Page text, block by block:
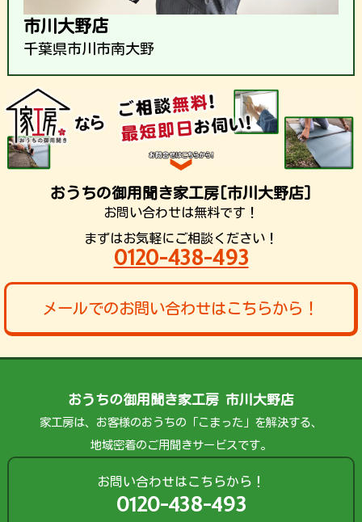
市川大野店
千葉県市川市南大野
おうちの御用聞き家工房[市川大野店]
お問い合わせは無料です！
まずはお気軽にご相談ください！
0120-438-493
メールでのお問い合わせはこちらから！
おうちの御用聞き家工房 市川大野店
家工房は、お客様のおうちの「こまった」を解決する、
地域密着のご用聞きサービスです。
お問い合わせはこちらから！
0120-438-493